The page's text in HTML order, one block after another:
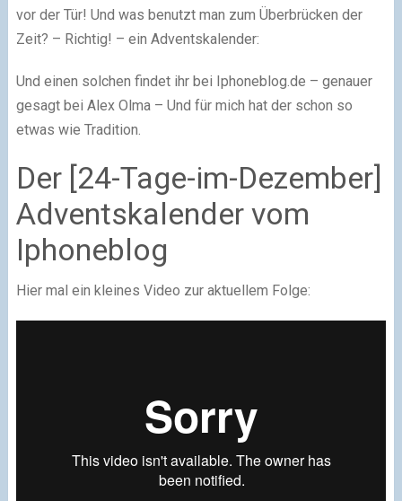
vor der Tür! Und was benutzt man zum Überbrücken der
Zeit? – Richtig! – ein Adventskalender:
Und einen solchen findet ihr bei Iphoneblog.de – genauer
gesagt bei Alex Olma – Und für mich hat der schon so
etwas wie Tradition.
Der [24-Tage-im-Dezember]
Adventskalender vom
Iphoneblog
Hier mal ein kleines Video zur aktuellem Folge: